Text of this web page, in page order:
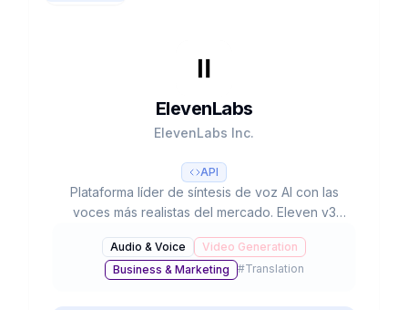
ElevenLabs
ElevenLabs Inc.
API
Plataforma líder de síntesis de voz AI con las
voces más realistas del mercado. Eleven v3
AI. $6.6B valoración, 41% Fortune 500.
Audio & Voice
Video Generation
Business & Marketing
#Translation